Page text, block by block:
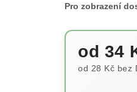
od 34
od 28 Kč bez